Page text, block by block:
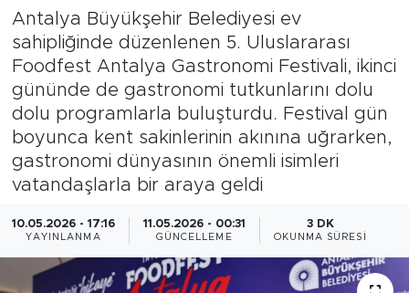
Antalya Büyükşehir Belediyesi ev
sahipliğinde düzenlenen 5. Uluslararası
Foodfest Antalya Gastronomi Festivali, ikinci
gününde de gastronomi tutkunlarını dolu
dolu programlarla buluşturdu. Festival gün
boyunca kent sakinlerinin akınına uğrarken,
gastronomi dünyasının önemli isimleri
vatandaşlarla bir araya geldi
10.05.2026 - 17:16
YAYINLANMA
11.05.2026 - 00:31
GÜNCELLEME
3 DK
OKUNMA SÜRESI
Kültür- Sanat
Magazin
Özel Haber
Politika
Resmi İlanlar
Sağlık
Haber Arşivi